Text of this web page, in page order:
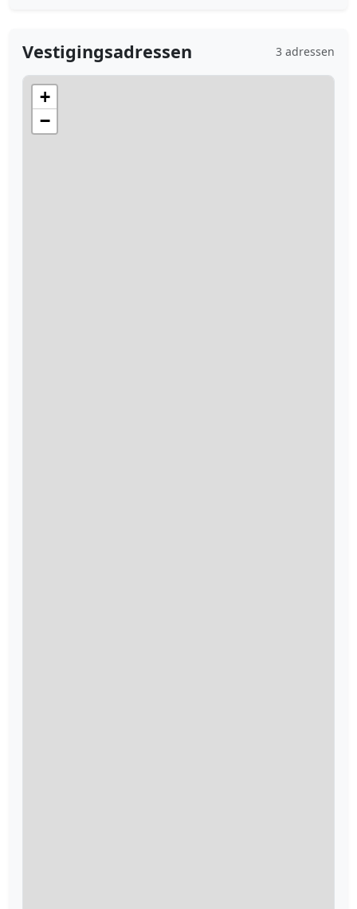
Vestigingsadressen 3 adressen
+
−